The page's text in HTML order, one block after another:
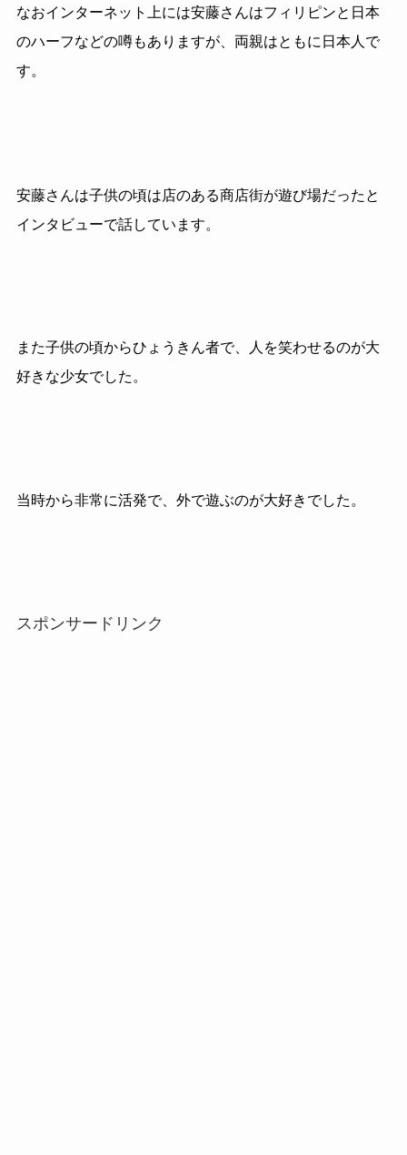
なおインターネット上には安藤さんはフィリピンと日本
のハーフなどの噂もありますが、両親はともに日本人で
す。
安藤さんは子供の頃は店のある商店街が遊び場だったと
インタビューで話しています。
また子供の頃からひょうきん者で、人を笑わせるのが大
好きな少女でした。
当時から非常に活発で、外で遊ぶのが大好きでした。
スポンサードリンク